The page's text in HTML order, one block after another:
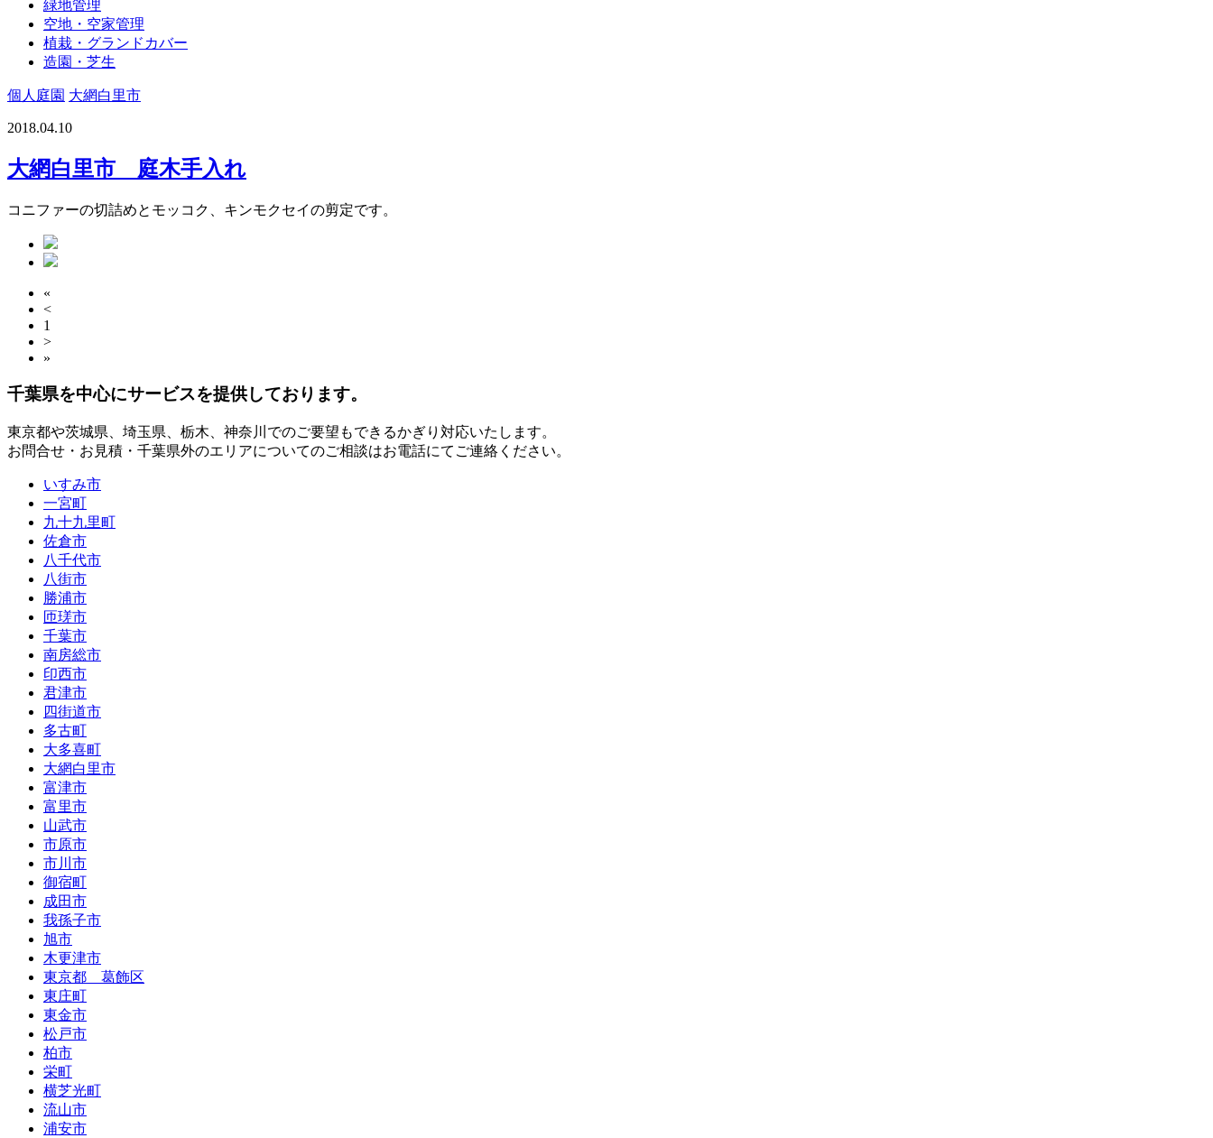
緑地管理
空地・空家管理
植栽・グランドカバー
造園・芝生
個人庭園 大網白里市
2018.04.10
大網白里市 庭木手入れ
コニファーの切詰めとモッコク、キンモクセイの剪定です。
«
<
1
>
»
千葉県を中心にサービスを提供しております。
東京都や茨城県 埼玉県 栃木 神奈川 でのご要望もできるかぎり対応いたします。
お問合せ・お見積・千葉県外のエリアについてのご相談はお電話にてご連絡ください。
いすみ市
一宮町
九十九里町
佐倉市
八千代市
八街市
勝浦市
匝瑳市
千葉市
南房総市
印西市
君津市
四街道市
多古町
大多喜町
大網白里市
富津市
富里市
山武市
市原市
市川市
御宿町
成田市
我孫子市
旭市
木更津市
東京都 葛飾区
東庄町
東金市
松戸市
柏市
栄町
横芝光町
流山市
浦安市